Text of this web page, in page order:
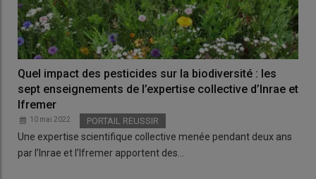
Quel impact des pesticides sur la biodiversité : les
sept enseignements de l’expertise collective d’Inrae et
Ifremer
10 mai 2022 PORTAIL REUSSIR
Une expertise scientifique collective menée pendant deux ans
par l’Inrae et l’Ifremer apportent des…